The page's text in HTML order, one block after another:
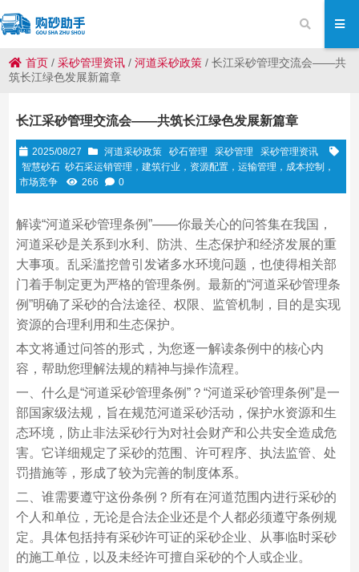
首页 /采砂管理资讯 /河道采砂政策 /长江采砂管理交流会——共
筑长江绿色发展新篇章
长江采砂管理交流会——共筑长江绿色发展新篇章
2025/08/27 河道采砂政策 砂石管理 采砂管理
采砂管理资讯
智慧砂石 砂石采运销管理，建筑行业，资源配置，运输管理，成本控制，
市场竞争
266 0
解读“河道采砂管理条例”——你最关心的问答集在我国，
河道采砂是关系到水利、防洪、生态保护和经济发展的重
大事项。乱采滥挖曾引发诸多水环境问题，也使得相关部
门着手制定更为严格的管理条例。最新的“河道采砂管理条
例”明确了采砂的合法途径、权限、监管机制，目的是实现
资源的合理利用和生态保护。
本文将通过问答的形式，为您逐一解读条例中的核心内
容，帮助您理解法规的精神与操作流程。
一、什么是“河道采砂管理条例”？“河道采砂管理条例”是一
部国家级法规，旨在规范河道采砂活动，保护水资源和生
态环境，防止非法采砂行为对社会财产和公共安全造成危
害。它详细规定了采砂的范围、许可程序、执法监管、处
罚措施等，形成了较为完善的制度体系。
二、谁需要遵守这份条例？所有在河道范围内进行采砂的
个人和单位，无论是合法企业还是个人都必须遵守条例规
定。具体包括持有采砂许可证的采砂企业、从事临时采砂
的施工单位，以及未经许可擅自采砂的个人或企业。